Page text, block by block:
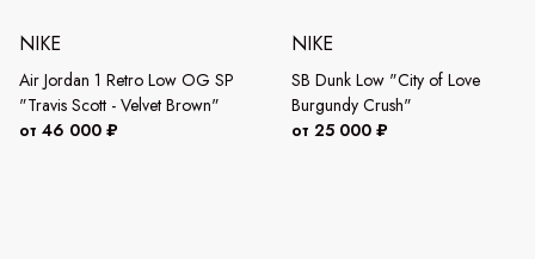
NIKE
Air Jordan 1 Retro Low OG SP
"Travis Scott - Velvet Brown"
от 46 000 ₽
NIKE
SB Dunk Low "City of Love
Burgundy Crush"
от 25 000 ₽